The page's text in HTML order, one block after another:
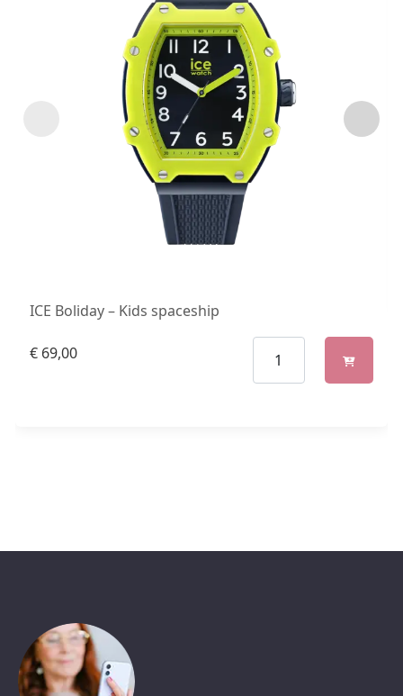
ICE Boliday – Kids spaceship
€ 69,00